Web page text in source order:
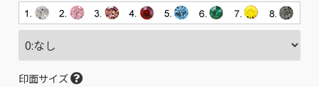
印面サイズ